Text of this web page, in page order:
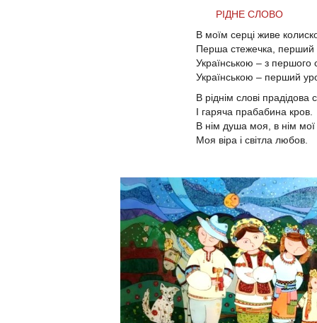
РІДНЕ СЛОВО
В моїм серці живе
Перша стежечка, перший
Українською – з першого
Українською – перший
В ріднім слові прадідова
І гаряча прабабина
В нім душа моя, в нім мої
Моя віра і світла любов.